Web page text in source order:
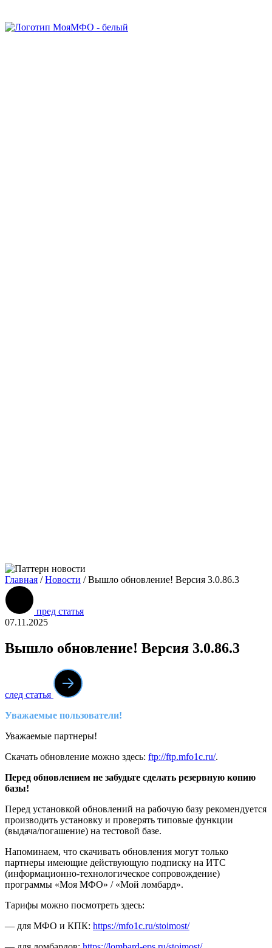
Главная /Новости /Вышло обновление! Версия 3.0.86.3
пред статья
07.11.2025
Вышло обновление! Версия 3.0.86.3
след статья
Уважаемые пользователи!
Уважаемые партнеры!
Скачать обновление можно здесь: ftp://ftp.mfo1c.ru/.
Перед обновлением не забудьте сделать резервную копию
базы!
Перед установкой обновлений на рабочую базу рекомендуется
производить установку и проверять типовые функции
(выдача/погашение) на тестовой базе.
Напоминаем, что скачивать обновления могут только
партнеры имеющие действующую подписку на ИТС
(информационно-технологическое сопровождение)
программы «Моя МФО» / «Мой ломбард».
Тарифы можно посмотреть здесь:
— для МФО и КПК: https://mfo1c.ru/stoimost/